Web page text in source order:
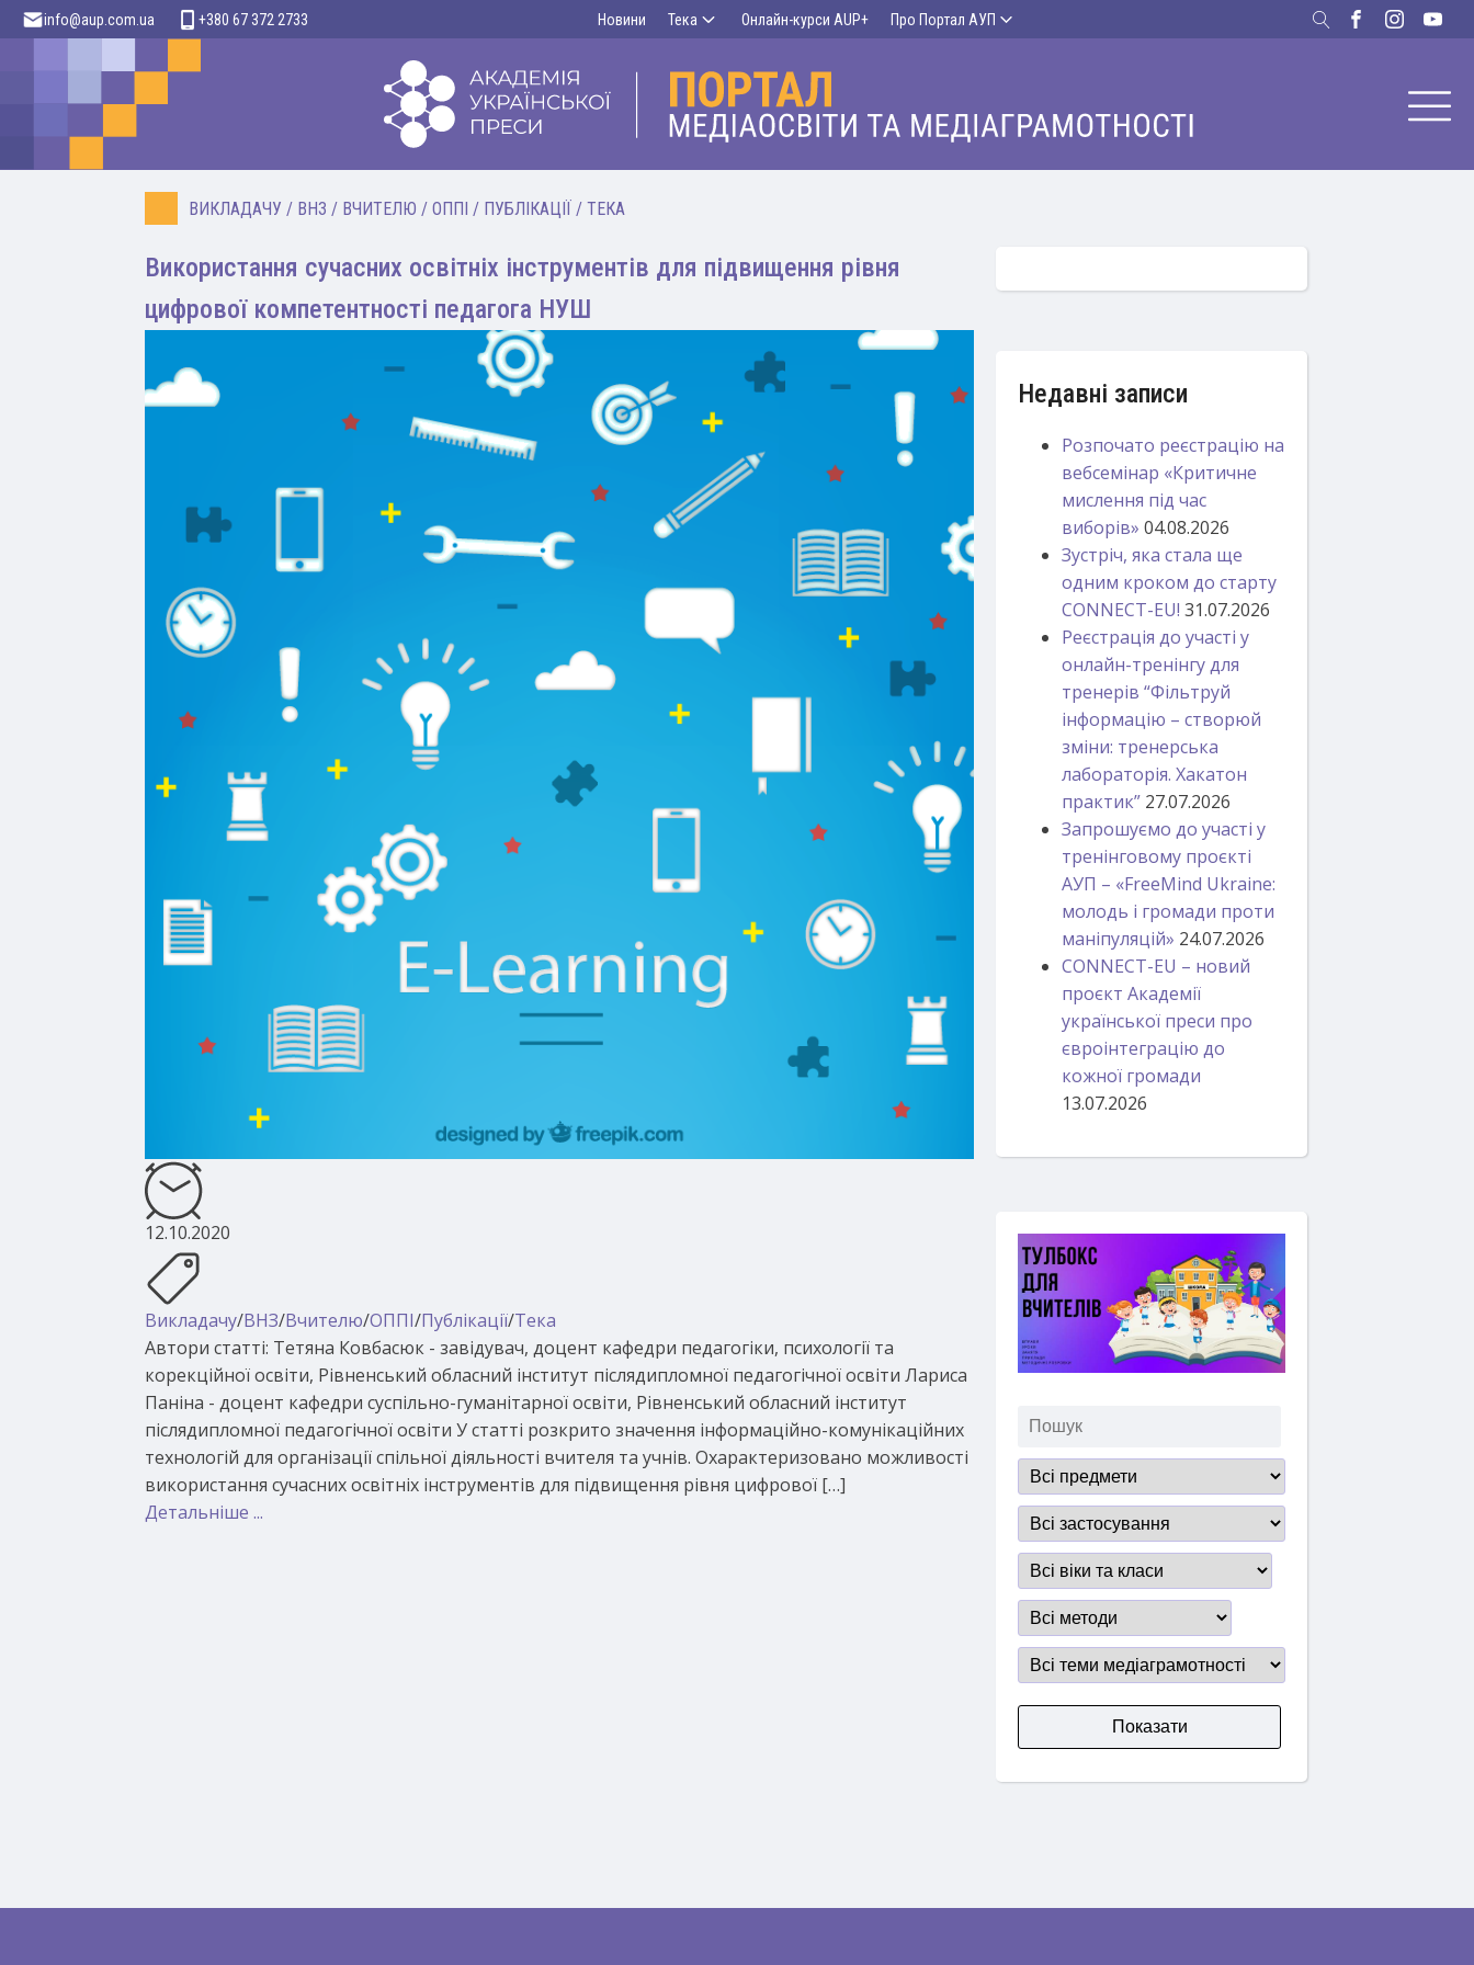
info@aup.com.ua +380 67 372 2733 Новини Тека Онлайн-курси AUP+ Про Портал АУП
ВИКЛАДАЧУ / ВНЗ / ВЧИТЕЛЮ / ОППІ / ПУБЛІКАЦІЇ / ТЕКА
Використання сучасних освітніх інструментів для підвищення рівня
цифрової компетентності педагога НУШ
12.10.2020
Викладачу/ВНЗ/Вчителю/ОППІ/Публікації/Тека
Автори статті: Тетяна Ковбасюк - завідувач, доцент кафедри педагогіки, психології та
корекційної освіти, Рівненський обласний інститут післядипломної педагогічної освіти Лариса
Паніна - доцент кафедри суспільно-гуманітарної освіти, Рівненський обласний інститут
післядипломної педагогічної освіти У статті розкрито значення інформаційно-комунікаційних
технологій для організації спільної діяльності вчителя та учнів. Охарактеризовано можливості
використання сучасних освітніх інструментів для підвищення рівня цифрової […]
Детальніше ...
Недавні записи
Розпочато реєстрацію на
вебсемінар «Критичне
мислення під час
виборів» 04.08.2026
Зустріч, яка стала ще
одним кроком до старту
CONNECT-EU! 31.07.2026
Реєстрація до участі у
онлайн-тренінгу для
тренерів “Фільтруй
інформацію – створюй
зміни: тренерська
лабораторія. Хакатон
практик” 27.07.2026
Запрошуємо до участі у
тренінговому проєкті
АУП – «FreeMind Ukraine:
молодь і громади проти
маніпуляцій» 24.07.2026
CONNECT-EU – новий
проєкт Академії
української преси про
євроінтеграцію до
кожної громади
13.07.2026